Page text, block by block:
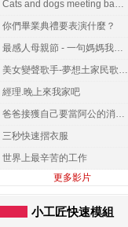
Cats and dogs meeting babies for the first time
你們畢業典禮要表演什麼？
最感人母親節 - 一句媽媽我愛你
美女變聲歌手-夢想土家民歌傳遍世界
經理.晚上來我家吧
爸爸接獲自己要當阿公的消息，反應史上最可愛!!!
三秒快速摺衣服
世界上最辛苦的工作
更多影片
小工匠快速模組